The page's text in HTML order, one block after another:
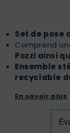
Set de pose
Comprend
Pozzi ainsi
Ensemble
recyclable
En savoir plus